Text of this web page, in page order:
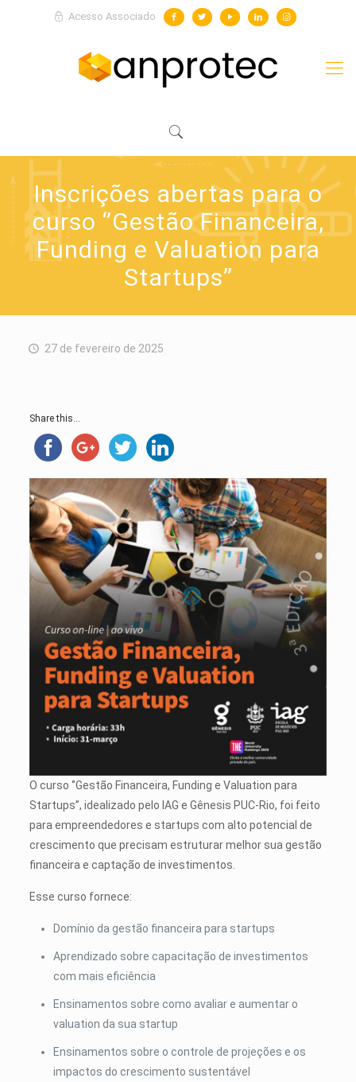
Acesso Associado
Inscrições abertas para o
curso ‘’Gestão Financeira,
Funding e Valuation para
Startups’’
27 de fevereiro de 2025
Share this...
O curso ‘’Gestão Financeira, Funding e Valuation para
Startups’’, idealizado pelo IAG e Gênesis PUC-Rio, foi feito
para empreendedores e startups com alto potencial de
crescimento que precisam estruturar melhor sua gestão
financeira e captação de investimentos.
Esse curso fornece:
Domínio da gestão financeira para startups
Aprendizado sobre capacitação de investimentos
com mais eficiência
Ensinamentos sobre como avaliar e aumentar o
valuation da sua startup
Ensinamentos sobre o controle de projeções e os
impactos do crescimento sustentável